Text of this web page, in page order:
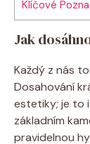
Klíčové
Jak
Každý z nás
Dosahování
estetiky; je to
základním
pravidelnou